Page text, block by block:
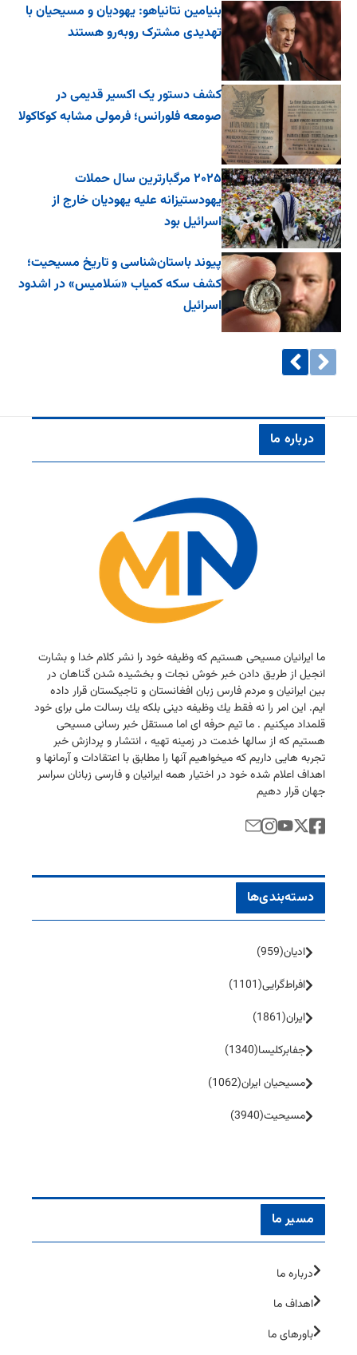
بنیامین نتانیاهو: یهودیان و مسیحیان با
تهدیدی مشترک روبه‌رو هستند
کشف دستور یک اکسیر قدیمی در
صومعه فلورانس؛ فرمولی مشابه کوکاکولا
۲۰۲۵ مرگبارترین سال حملات
یهودستیزانه علیه یهودیان خارج از
اسرائیل بود
پیوند باستان‌شناسی و تاریخ مسیحیت؛
کشف سکه کمیاب «سَلامیس» در اشدود
اسرائیل
درباره ما
ما ایرانیان مسیحی هستیم كه وظیفه خود را نشر كلام خدا و بشارت
انجیل از طریق دادن خبر خوش نجات و بخشیده شدن گناهان در
بین ایرانیان و مردم فارس زبان افغانستان و تاجیكستان قرار داده
ایم. این امر را نه فقط یك وظیفه دینی بلكه یك رسالت ملی برای خود
قلمداد میكنیم . ما تیم حرفه ای اما مستقل خبر رسانی مسیحی
هستیم كه از سالها خدمت در زمینه تهیه ، انتشار و پردازش خبر
تجربه هایی داریم كه میخواهیم آنها را مطابق با اعتقادات و آرمانها و
اهداف اعلام شده خود در اختیار همه ایرانیان و فارسی زبانان سراسر
جهان قرار دهیم
دسته‌بندی‌ها
ادیان(959)
افراط‌گرایی(1101)
ایران(1861)
جفا‌بر‌کلیسا(1340)
مسیحیان ایران(1062)
مسیحیت(3940)
مسیر ما
درباره ما
اهداف ما
باورهای ما